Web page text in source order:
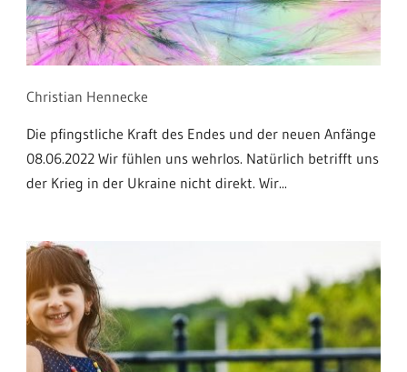
Christian Hennecke
Die pfingstliche Kraft des Endes und der neuen Anfänge
08.06.2022 Wir fühlen uns wehrlos. Natürlich betrifft uns
der Krieg in der Ukraine nicht direkt. Wir...